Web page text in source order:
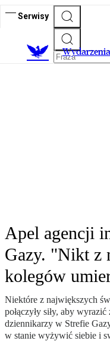
Serwisy
Wydarzenia
Apel agencji
Gazy. "Nikt z
kolegów
Niektóre z największych
połączyły siły, aby
dziennikarzy w Strefie
w stanie wyżywić siebie i